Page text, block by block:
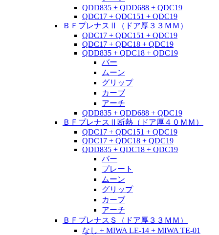
QDD835 + QDD688 + QDC19
QDC17 + QDC151 + QDC19
ＢＦプレナスⅡ（ドア厚３３ＭＭ）
QDC17 + QDC151 + QDC19
QDC17 + QDC18 + QDC19
QDD835 + QDC18 + QDC19
バー
ムーン
グリップ
カーブ
アーチ
QDD835 + QDD688 + QDC19
ＢＦプレナスⅡ断熱（ドア厚４０ＭＭ）
QDC17 + QDC151 + QDC19
QDC17 + QDC18 + QDC19
QDD835 + QDC18 + QDC19
バー
プレート
ムーン
グリップ
カーブ
アーチ
ＢＦプレナスＳ（ドア厚３３ＭＭ）
なし + MIWA LE-14 + MIWA TE-01